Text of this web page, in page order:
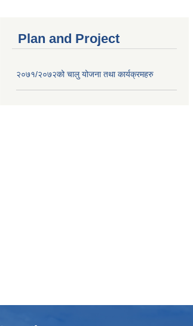
Plan and Project
२०७१/२०७२को चालु योजना तथा कार्यक्रमहरु